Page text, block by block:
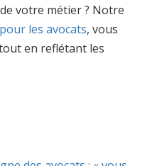
votre métier ? Notre
les avocats, vous
en reflétant les